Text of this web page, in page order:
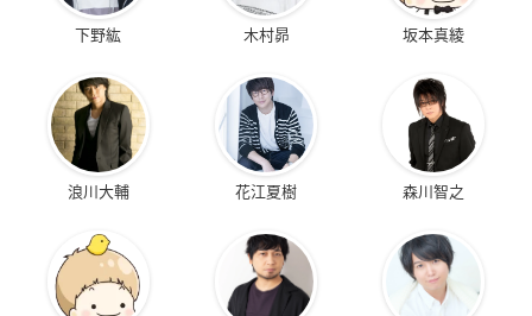
下野紘 木村昴 坂本真綾
浪川大輔 花江夏樹 森川智之